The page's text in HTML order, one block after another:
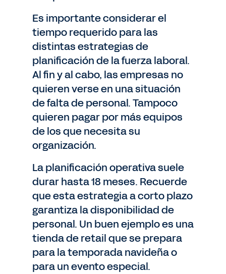
Es importante considerar el
tiempo requerido para las
distintas estrategias de
planificación de la fuerza laboral.
Al fin y al cabo, las empresas no
quieren verse en una situación
de falta de personal. Tampoco
quieren pagar por más equipos
de los que necesita su
organización.
La planificación operativa suele
durar hasta 18 meses. Recuerde
que esta estrategia a corto plazo
garantiza la disponibilidad de
personal. Un buen ejemplo es una
tienda de retail que se prepara
para la temporada navideña o
para un evento especial.